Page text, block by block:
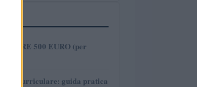
500 EURO (per
curriculare: guida pratica